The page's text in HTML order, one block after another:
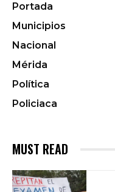
Portada
Municipios
Nacional
Mérida
Política
Policiaca
MUST READ